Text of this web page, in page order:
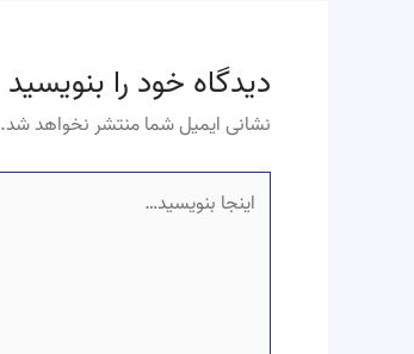
دیدگاه‌ خود را بنویسید
نشانی ایمیل شما منتشر نخواهد شد.
بنویسید…